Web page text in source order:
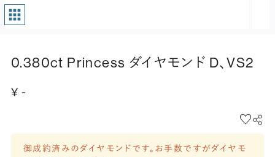
0.380ct Princess ダイヤモンド D、VS2
¥ -
御成約済みのダイヤモンドです。お手数ですがダイヤモ